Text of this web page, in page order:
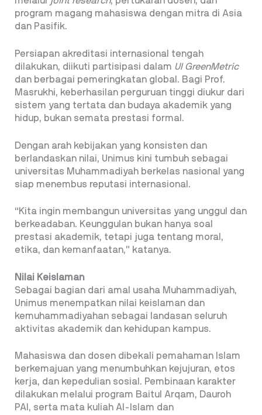
program magang mahasiswa dengan mitra di Asia
dan Pasifik.
Persiapan akreditasi internasional tengah
dilakukan, diikuti partisipasi dalam UI GreenMetric
dan berbagai pemeringkatan global. Bagi Prof.
Masrukhi, keberhasilan perguruan tinggi diukur dari
sistem yang tertata dan budaya akademik yang
hidup, bukan semata prestasi formal.
Dengan arah kebijakan yang konsisten dan
berlandaskan nilai, Unimus kini tumbuh sebagai
universitas Muhammadiyah berkelas nasional yang
siap menembus reputasi internasional.
“Kita ingin membangun universitas yang unggul dan
berkeadaban. Keunggulan bukan hanya soal
prestasi akademik, tetapi juga tentang moral,
etika, dan kemanfaatan,” katanya.
Nilai Keislaman
Sebagai bagian dari amal usaha Muhammadiyah,
Unimus menempatkan nilai keislaman dan
kemuhammadiyahan sebagai landasan seluruh
aktivitas akademik dan kehidupan kampus.
Mahasiswa dan dosen dibekali pemahaman Islam
berkemajuan yang menumbuhkan kejujuran, etos
kerja, dan kepedulian sosial. Pembinaan karakter
dilakukan melalui program Baitul Arqam, Dauroh
PAI, serta mata kuliah Al-Islam dan